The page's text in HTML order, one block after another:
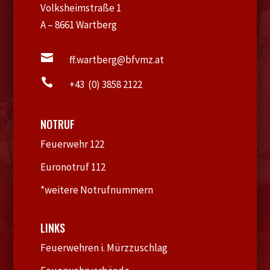
Volksheimstraße 1
A – 8661 Wartberg
 ff.wartberg@bfvmz.at
 +43 (0) 3858 2122
NOTRUF
Feuerwehr 122
Euronotruf 112
*weitere Notrufnummern
LINKS
Feuerwehren i. Mürzzuschlag